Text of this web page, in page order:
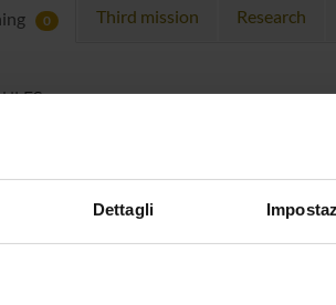
Dettagli
0 Third mission Research